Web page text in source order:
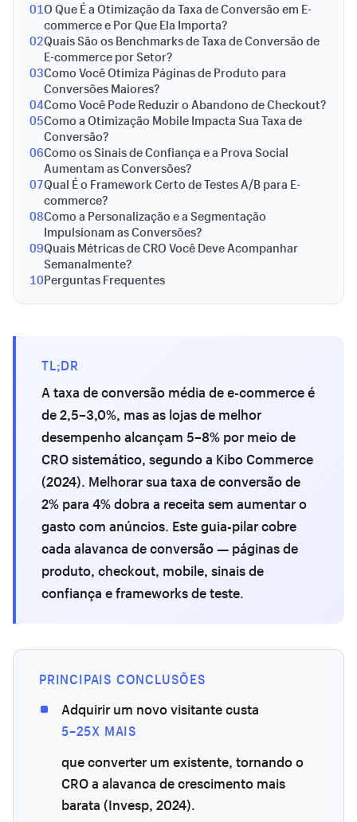
01O Que É a Otimização da Taxa de Conversão em E-
commerce e Por Que Ela Importa?
02Quais São os Benchmarks de Taxa de Conversão de
E-commerce por Setor?
03Como Você Otimiza Páginas de Produto para
Conversões Maiores?
04Como Você Pode Reduzir o Abandono de Checkout?
05Como a Otimização Mobile Impacta Sua Taxa de
Conversão?
06Como os Sinais de Confiança e a Prova Social
Aumentam as Conversões?
07Qual É o Framework Certo de Testes A/B para E-
commerce?
08Como a Personalização e a Segmentação
Impulsionam as Conversões?
09Quais Métricas de CRO Você Deve Acompanhar
Semanalmente?
10Perguntas Frequentes
TL;DR
A taxa de conversão média de e-commerce é
de 2,5–3,0%, mas as lojas de melhor
desempenho alcançam 5–8% por meio de
CRO sistemático, segundo a Kibo Commerce
(2024). Melhorar sua taxa de conversão de
2% para 4% dobra a receita sem aumentar o
gasto com anúncios. Este guia-pilar cobre
cada alavanca de conversão — páginas de
produto, checkout, mobile, sinais de
confiança e frameworks de teste.
PRINCIPAIS CONCLUSÕES
Adquirir um novo visitante custa
5–25X MAIS
que converter um existente, tornando o
CRO a alavanca de crescimento mais
barata (Invesp, 2024).